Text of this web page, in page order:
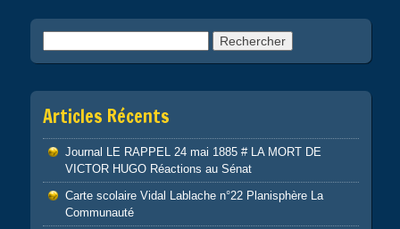
Articles Récents
Journal LE RAPPEL 24 mai 1885 # LA MORT DE
VICTOR HUGO Réactions au Sénat
Carte scolaire Vidal Lablache n°22 Planisphère La
Communauté